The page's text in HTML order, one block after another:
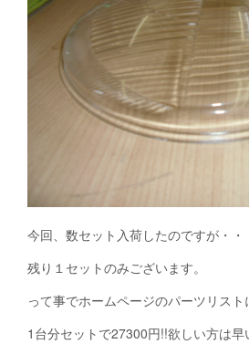
今回、数セット入荷したのですが・・
残り１セットのみございます。
って事でホームページのパーツリス
1台分セットで27300円!!欲しい方は早